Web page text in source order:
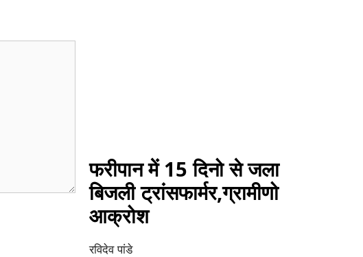
फरीपान में 15 दिनो से जला
बिजली ट्रांसफार्मर,ग्रामीणो
आक्रोश
रविदेव पांडे